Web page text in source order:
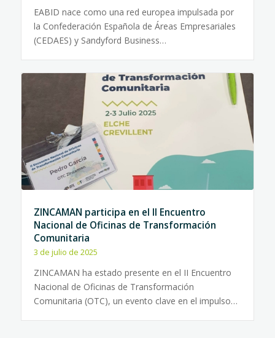
EABID nace como una red europea impulsada por
la Confederación Española de Áreas Empresariales
(CEDAES) y Sandyford Business…
ZINCAMAN participa en el II Encuentro
Nacional de Oficinas de Transformación
Comunitaria
3 de julio de 2025
ZINCAMAN ha estado presente en el II Encuentro
Nacional de Oficinas de Transformación
Comunitaria (OTC), un evento clave en el impulso…